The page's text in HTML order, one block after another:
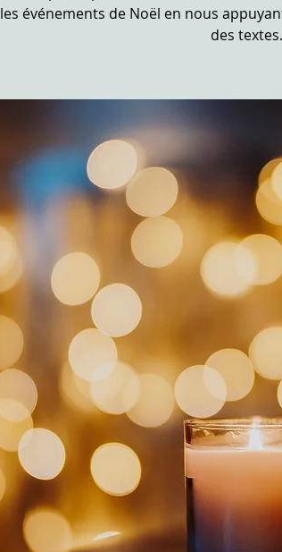
les événements de Noël en nous
des textes.